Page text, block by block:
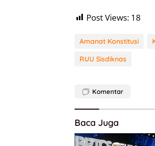
Post Views: 18
Amanat Konstitusi
RUU Sisdiknas
Komentar
Baca Juga